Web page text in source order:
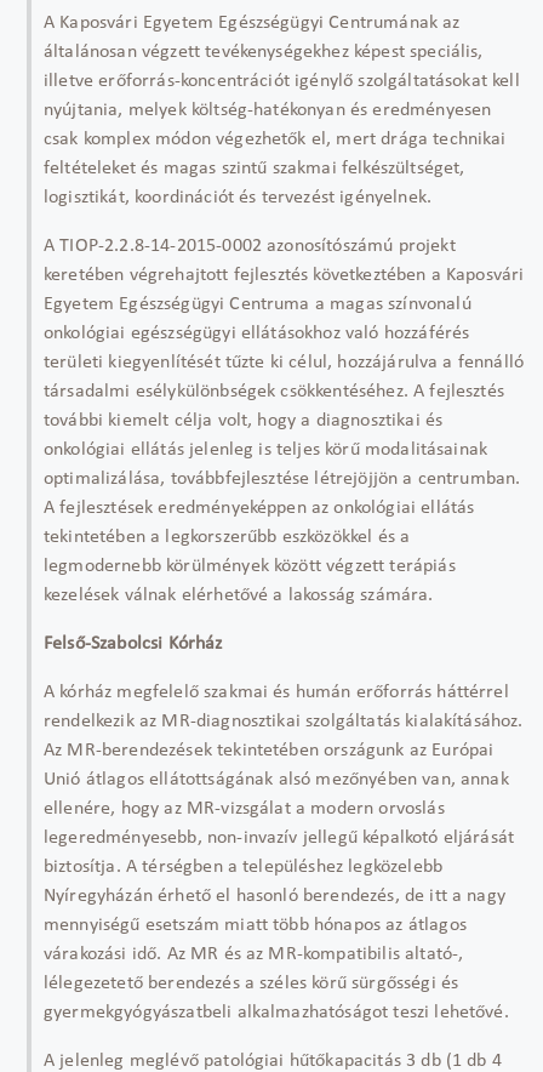
A Kaposvári Egyetem Egészségügyi Centrumának az
általánosan végzett tevékenységekhez képest speciális,
illetve erőforrás-koncentrációt igénylő szolgáltatásokat kell
nyújtania, melyek költség-hatékonyan és eredményesen
csak komplex módon végezhetők el, mert drága technikai
feltételeket és magas szintű szakmai felkészültséget,
logisztikát, koordinációt és tervezést igényelnek.
A TIOP-2.2.8-14-2015-0002 azonosítószámú projekt
keretében végrehajtott fejlesztés következtében a Kaposvári
Egyetem Egészségügyi Centruma a magas színvonalú
onkológiai egészségügyi ellátásokhoz való hozzáférés
területi kiegyenlítését tűzte ki célul, hozzájárulva a fennálló
társadalmi esélykülönbségek csökkentéséhez. A fejlesztés
további kiemelt célja volt, hogy a diagnosztikai és
onkológiai ellátás jelenleg is teljes körű modalitásainak
optimalizálása, továbbfejlesztése létrejöjjön a centrumban.
A fejlesztések eredményeképpen az onkológiai ellátás
tekintetében a legkorszerűbb eszközökkel és a
legmodernebb körülmények között végzett terápiás
kezelések válnak elérhetővé a lakosság számára.
Felső-Szabolcsi Kórház
A kórház megfelelő szakmai és humán erőforrás háttérrel
rendelkezik az MR-diagnosztikai szolgáltatás kialakításához.
Az MR-berendezések tekintetében országunk az Európai
Unió átlagos ellátottságának alsó mezőnyében van, annak
ellenére, hogy az MR-vizsgálat a modern orvoslás
legeredményesebb, non-invazív jellegű képalkotó eljárását
biztosítja. A térségben a településhez legközelebb
Nyíregyházán érhető el hasonló berendezés, de itt a nagy
mennyiségű esetszám miatt több hónapos az átlagos
várakozási idő. Az MR és az MR-kompatibilis altató-,
lélegezetető berendezés a széles körű sürgősségi és
gyermekgyógyászatbeli alkalmazhatóságot teszi lehetővé.
A jelenleg meglévő patológiai hűtőkapacitás 3 db (1 db 4